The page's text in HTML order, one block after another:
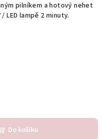
pilníkem a hotový nehet
lampě 2 minuty.
Do košíku